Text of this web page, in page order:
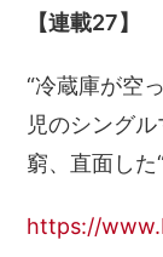
【連載27】
“冷蔵庫が空
児のシング
窮、直面した
https://